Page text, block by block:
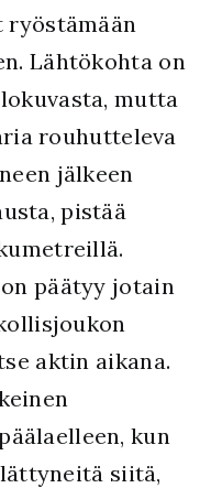
ryöstämään
Lähtökohta on
mutta
rouhutteleva
jälkeen
pistää
päätyy jotain
aktin aikana.
kun
siitä,